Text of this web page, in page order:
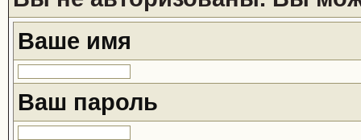
Ваше имя
Ваш пароль